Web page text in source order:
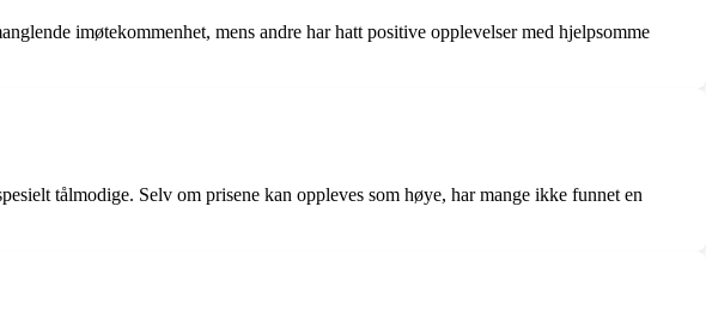
imøtekommenhet, mens andre har hatt positive opplevelser med hjelpsomme
tålmodige. Selv om prisene kan oppleves som høye, har mange ikke funnet en